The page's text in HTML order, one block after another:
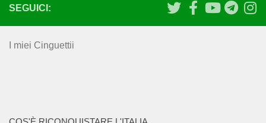
SEGUICI:
I miei Cinguettii